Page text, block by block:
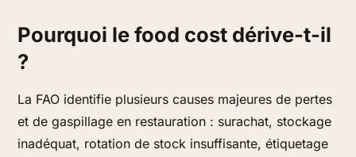
Pourquoi le food cost dérive-t-il
?
La FAO identifie plusieurs causes majeures de pertes
et de gaspillage en restauration : surachat, stockage
inadéquat, rotation de stock insuffisante, étiquetage